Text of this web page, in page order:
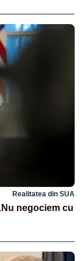
Realitatea din SUA
negociem cu